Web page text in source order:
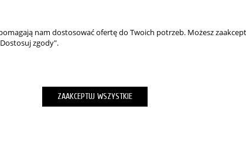
Formy Płatności
nam dostosować ofertę do Twoich potrzeb. Możesz
zgody".
ZAAKCEPTUJ WSZYSTKIE